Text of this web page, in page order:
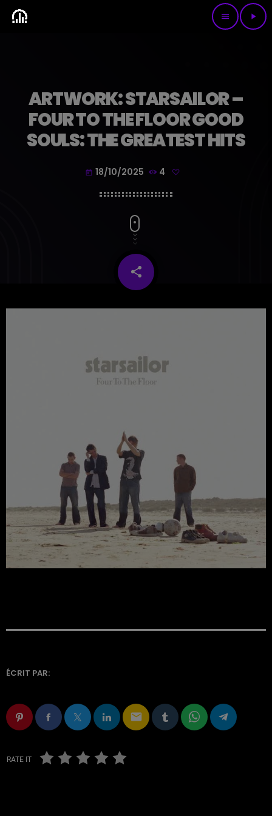
menu play_arrow
ARTWORK: STARSAILOR –
FOUR TO THE FLOOR GOOD
SOULS: THE GREATEST HITS
today 18/10/2025 4
share
email
ÉCRIT PAR:
email
RATE IT